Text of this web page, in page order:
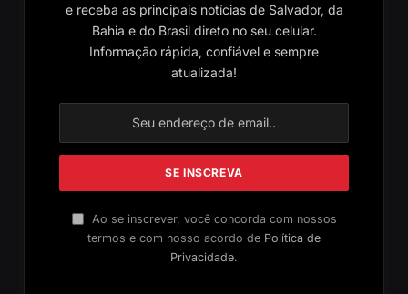
e receba as principais notícias de Salvador, da
Bahia e do Brasil direto no seu celular.
Informação rápida, confiável e sempre
atualizada!
Ao se inscrever, você concorda com nossos
termos e com nosso acordo de Política de
Privacidade.